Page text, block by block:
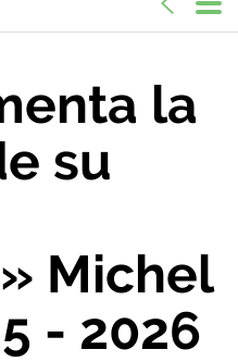
la
su
Michel
- 2026